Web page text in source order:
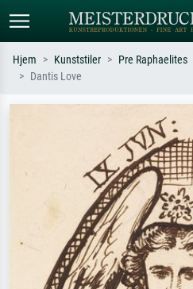
Søk etter kunstner, tittel eller stil – for
eksempel Monet, Stjernenatt,
impresjonisme, Hokusai-bølgen, akt.
Hjem Kunststiler Pre Raphaelites
Dantis Love